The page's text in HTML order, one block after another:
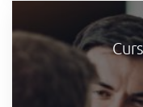
Cursos